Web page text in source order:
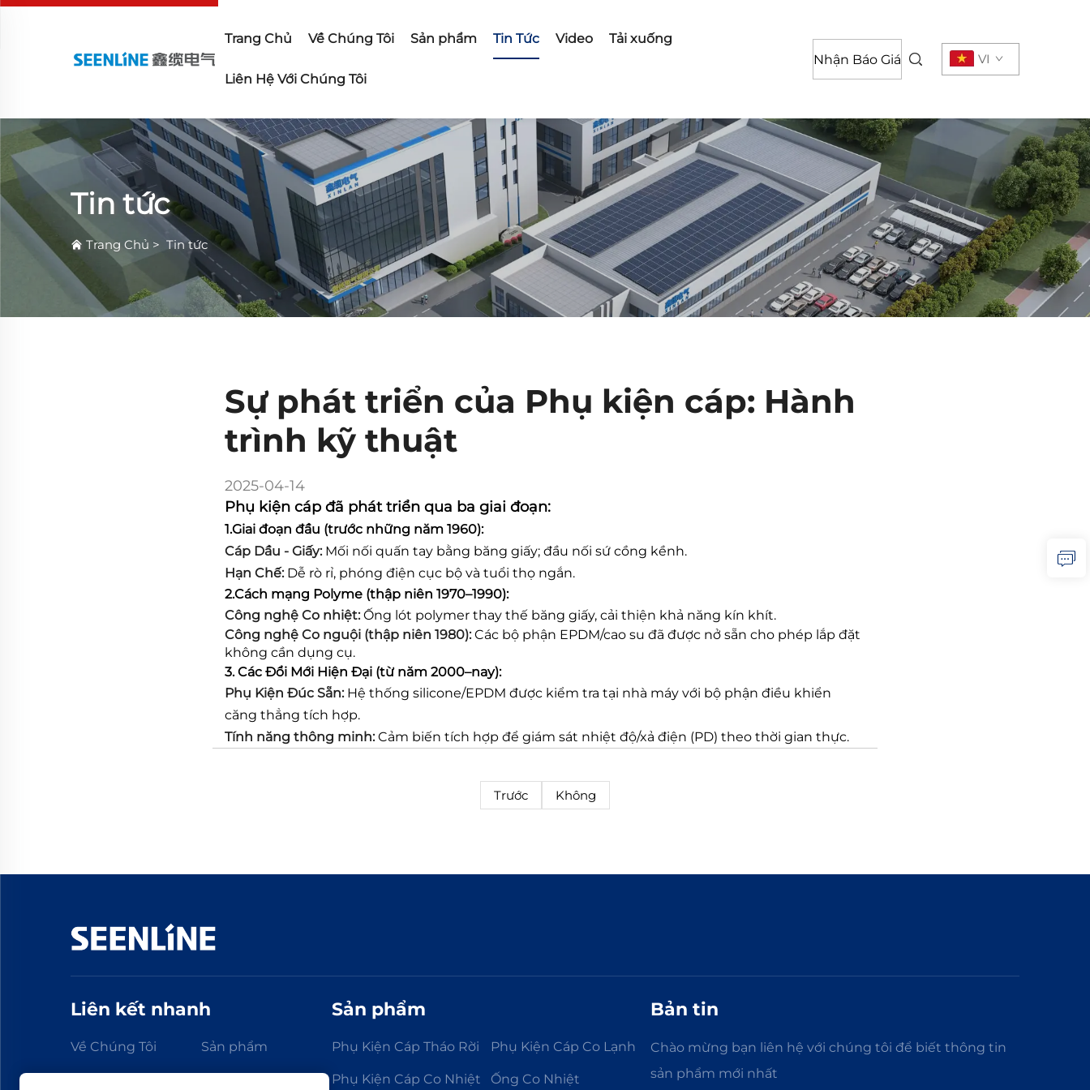
Trang Chủ Về Chúng Tôi Sản phẩm Tin Tức Video Tải xuống
Liên Hệ Với Chúng Tôi
Nhận Báo Giá VI
Tin tức
Trang Chủ > Tin tức
Sự phát triển của Phụ kiện cáp: Hành
trình kỹ thuật
2025-04-14
Phụ kiện cáp đã phát triển qua ba giai đoạn:
1.Giai đoạn đầu (trước những năm 1960):
Cáp Dầu - Giấy: Mối nối quấn tay bằng băng giấy; đầu nối sứ cồng kềnh.
Hạn Chế: Dễ rò rỉ, phóng điện cục bộ và tuổi thọ ngắn.
2.Cách mạng Polyme (thập niên 1970–1990):
Công nghệ Co nhiệt:Ống lót polymer thay thế băng giấy, cải thiện khả năng kín khít.
Công nghệ Co nguội (thập niên 1980):Các bộ phận EPDM/cao su đã được nở sẵn cho phép lắp đặt
không cần dụng cụ.
3. Các Đổi Mới Hiện Đại (từ năm 2000–nay):
Phụ Kiện Đúc Sẵn: Hệ thống silicone/EPDM được kiểm tra tại nhà máy với bộ phận điều khiển
căng thẳng tích hợp.
Tính năng thông minh:Cảm biến tích hợp để giám sát nhiệt độ/xả điện (PD) theo thời gian thực.
Trước Không
Liên kết nhanh
Về Chúng Tôi Sản phẩm
Sản phẩm
Phụ Kiện Cáp Tháo Rời Phụ Kiện Cáp Co Lạnh
Phụ Kiện Cáp Co Nhiệt Ống Co Nhiệt
Bản tin
Chào mừng bạn liên hệ với chúng tôi để biết thông tin
sản phẩm mới nhất